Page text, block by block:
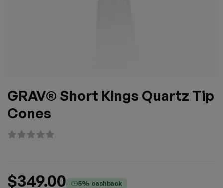
GRAV® Short Kings Quartz Tip
Cones
$349.00 5% cashback